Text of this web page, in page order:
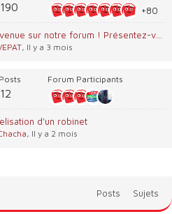
190 +80
Bienvenue sur notre forum ! Présentez-vous 😀
, Il y a 3 mois
Posts
12
Forum Participants
d'un robinet
, Il y a 2 mois
Posts Sujets